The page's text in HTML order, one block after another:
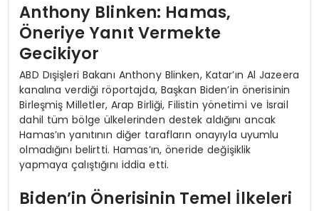
Anthony Blinken: Hamas,
Öneriye Yanıt Vermekte
Gecikiyor
ABD Dışişleri Bakanı Anthony Blinken, Katar’ın Al Jazeera
kanalına verdiği röportajda, Başkan Biden’in önerisinin
Birleşmiş Milletler, Arap Birliği, Filistin yönetimi ve İsrail
dahil tüm bölge ülkelerinden destek aldığını ancak
Hamas’ın yanıtının diğer tarafların onayıyla uyumlu
olmadığını belirtti. Hamas’ın, öneride değişiklik
yapmaya çalıştığını iddia etti.
Biden’in Önerisinin Temel İlkeleri